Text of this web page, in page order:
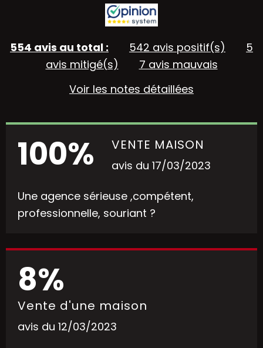
554 avis au total : 542 avis positif(s)
5
avis mitigé(s)
7 avis mauvais
Voir les notes détaillées
100% VENTE MAISON
avis du 17/03/2023
Une agence sérieuse ,compétent,
professionnelle, souriant ?
8%
Vente d'une maison
avis du 12/03/2023